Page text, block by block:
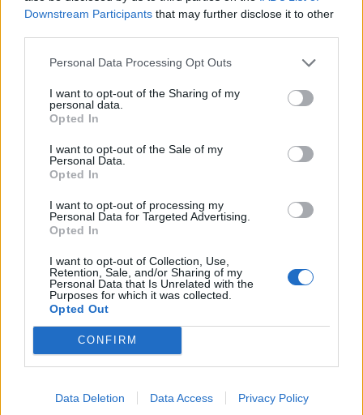
Downstream Participants that may further disclose it to other
Personal Data Processing Opt Outs
I want to opt-out of the Sharing of my
personal data.
Opted In
I want to opt-out of the Sale of my
Personal Data.
Opted In
I want to opt-out of processing my
Personal Data for Targeted Advertising.
Opted In
I want to opt-out of Collection, Use,
Retention, Sale, and/or Sharing of my
Personal Data that Is Unrelated with the
Purposes for which it was collected.
Opted Out
CONFIRM
Data Deletion Data Access Privacy Policy
Colheita de sangue regressa ao
Hospital Sousa Martins durante o mês
de agosto
Deputados do PSD saúdam Banda
31 DE JULHO, 2026